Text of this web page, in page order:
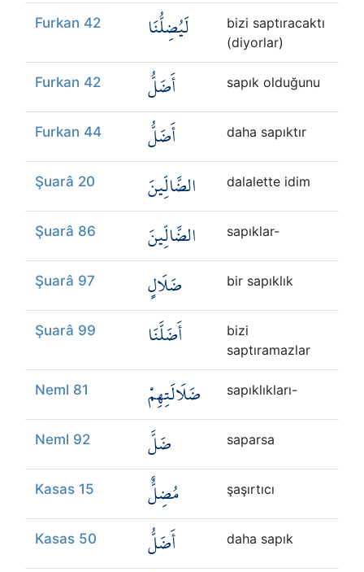
Furkan 42 لَيُضِلُّنَا
bizi saptıracaktı
(diyorlar)
Furkan 42 أَضَلُّ sapık olduğunu
Furkan 44 أَضَلُّ daha sapıktır
Şuarâ 20 الضَّالِّينَ dalalette idim
Şuarâ 86 الضَّالِّينَ sapıklar-
Şuarâ 97 ضَلَالٍ bir sapıklık
Şuarâ 99 أَضَلَّنَا
bizi
saptıramazlar
Neml 81 ضَلَالَتِهِمْ sapıklıkları-
Neml 92 ضَلَّ saparsa
Kasas 15 مُضِلٌّ şaşırtıcı
Kasas 50 أَضَلُّ daha sapık